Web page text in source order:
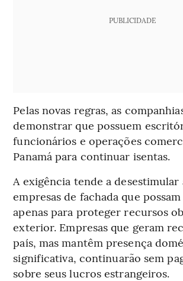
PUBLICIDADE
Pelas novas regras, as
demonstrar que possuem
funcionários e operações
Panamá para continuar isentas.
A exigência tende a desestimular
empresas de fachada que
apenas para proteger recursos
exterior. Empresas que geram
país, mas mantêm presença
significativa, continuarão sem
sobre seus lucros estrangeiros.